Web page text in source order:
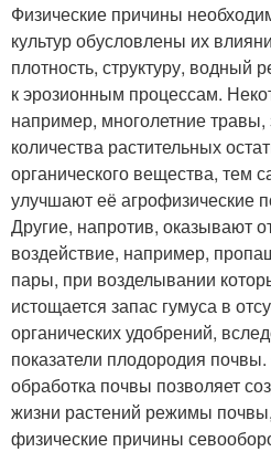
Физические причины
культур обусловлены их
плотность, структуру, водный
к эрозионным процессам.
например, многолетние травы,
количества растительных
органического вещества, тем
улучшают её агрофизические
Другие, напротив, оказывают
воздействие, например,
пары, при возделывании
истощается запас гумуса в
органических удобрений,
показатели плодородия
обработка почвы позволяет
жизни растений режимы
физические причины